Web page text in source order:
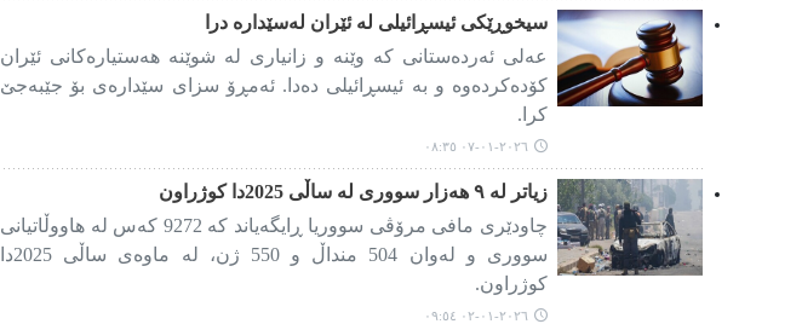
سیخوڕێکی ئیسڕائیلی لە ئێران لەسێدارە درا
عەلی ئەردەستانی کە وێنە و زانیاری لە شوێنە هەستیارەکانی ئێران
کۆدەکردەوە و بە ئیسڕائیلی دەدا. ئەمڕۆ سزای سێدارەی بۆ جێبەجێ
کرا.
٢٠٢٦-٠١-٠٧ ٠٨:٣٥
زیاتر لە ٩ هەزار سووری لە ساڵی 2025دا کوژراون
چاودێری مافی مرۆڤی سووریا ڕایگەیاند کە 9272 کەس لە هاووڵاتیانی
سووری و لەوان 504 منداڵ و 550 ژن، لە ماوەی ساڵی 2025دا
کوژراون.
٢٠٢٦-٠١-٠٢ ٠٩:٥٤